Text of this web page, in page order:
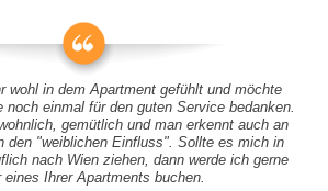
wohl in dem Apartment gefühlt und möchte
noch einmal für den guten Service bedanken.
gemütlich und man erkennt auch an
den "weiblichen Einfluss". Sollte es mich in
nach Wien ziehen, dann werde ich gerne
eines Ihrer Apartments buchen.